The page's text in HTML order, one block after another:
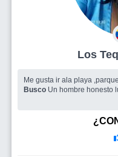
Me gusta ir ala playa
Busco Un hombre honesto